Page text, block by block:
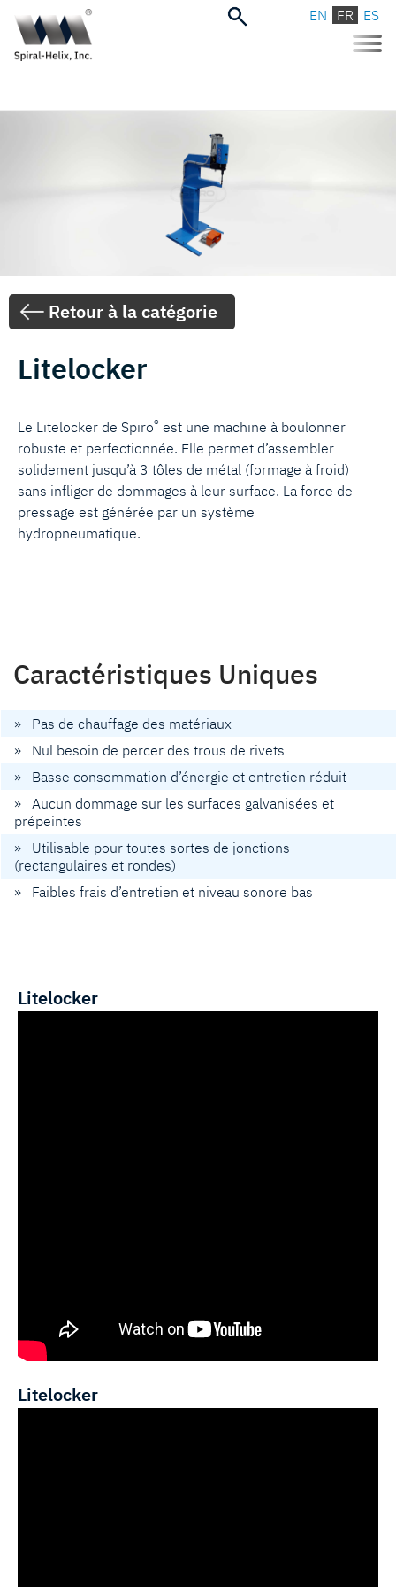
Toggle
EN FR ES
Retour à la catégorie
Litelocker
Le Litelocker de Spiro® est une machine à boulonner
robuste et perfectionnée. Elle permet d’assembler
solidement jusqu’à 3 tôles de métal (formage à froid)
sans infliger de dommages à leur surface. La force de
pressage est générée par un système
hydropneumatique.
Caractéristiques Uniques
» Pas de chauffage des matériaux
» Nul besoin de percer des trous de rivets
» Basse consommation d’énergie et entretien réduit
» Aucun dommage sur les surfaces galvanisées et
prépeintes
» Utilisable pour toutes sortes de jonctions
(rectangulaires et rondes)
» Faibles frais d’entretien et niveau sonore bas
Litelocker
Litelocker